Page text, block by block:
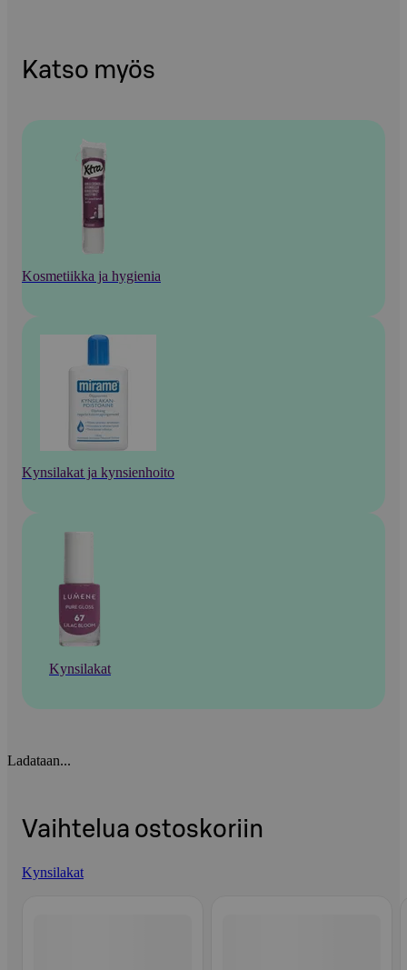
Katso myös
Kosmetiikka ja hygienia
Kynsilakat ja kynsienhoito
Kynsilakat
Ladataan...
Vaihtelua ostoskoriin
Kynsilakat